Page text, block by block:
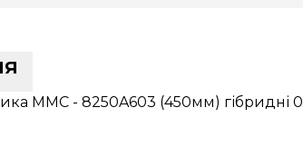
MMC - 8250A603 (450мм) гібридні